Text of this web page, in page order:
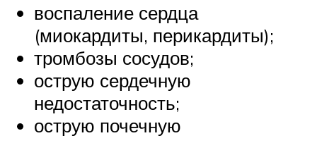
воспаление сердца
(миокардиты, перикардиты);
тромбозы сосудов;
острую сердечную
недостаточность;
острую почечную